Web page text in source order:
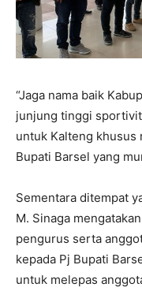
“Jaga nama baik
junjung tinggi
untuk Kalteng khusus
Bupati Barsel yang
Sementara ditempat
M. Sinaga
pengurus serta
kepada Pj Bupati
untuk melepas